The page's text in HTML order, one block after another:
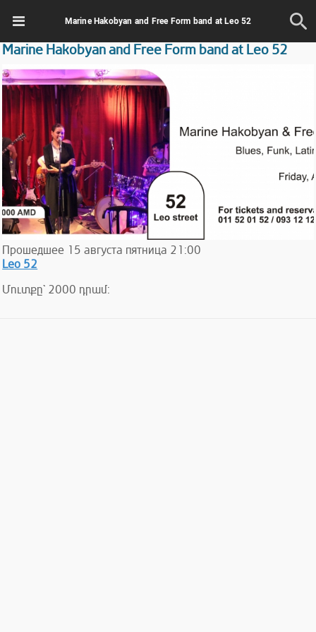
Marine Hakobyan and Free Form band at Leo 52
Marine Hakobyan and Free Form band at Leo 52
Прошедшее 15 августа пятница 21:00
Leo 52
Մուտքը` 2000 դրամ: